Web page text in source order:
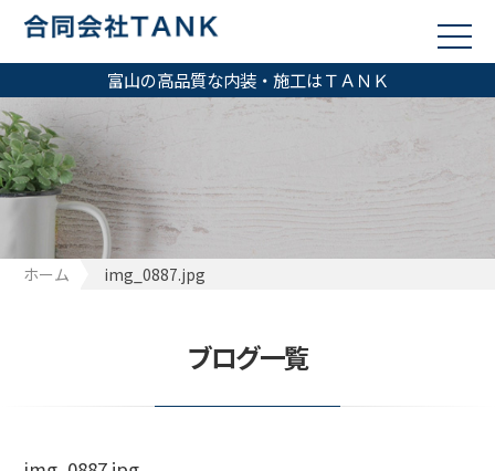
富山の高品質な内装・施工はＴＡＮＫ
ホーム img_0887.jpg
ブログ一覧